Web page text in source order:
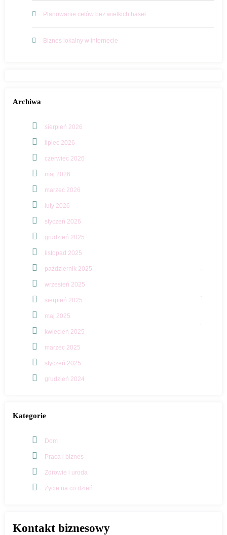
Planowanie celów bez wielkich haseł
Biznes lokalny w internecie
Archiwa
sierpień 2026
lipiec 2026
czerwiec 2026
maj 2026
marzec 2026
luty 2026
styczeń 2026
grudzień 2025
listopad 2025
październik 2025
wrzesień 2025
sierpień 2025
maj 2025
kwiecień 2025
marzec 2025
styczeń 2025
grudzień 2024
Kategorie
Dom
Praca i biznes
Zdrowie i uroda
Życie na co dzień
Kontakt biznesowy